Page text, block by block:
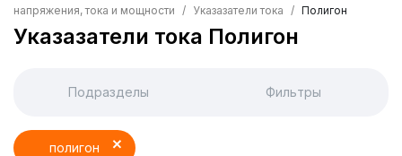
напряжения, тока и мощности
Указазатели тока Полигон
Указазатели тока Полигон
Подразделы Фильтры
полигон